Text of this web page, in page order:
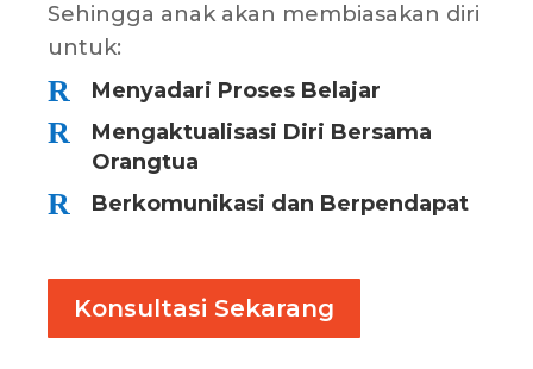
Sehingga anak akan membiasakan diri
untuk:
R Menyadari Proses Belajar
R
Mengaktualisasi Diri Bersama
Orangtua
R Berkomunikasi dan Berpendapat
Konsultasi Sekarang